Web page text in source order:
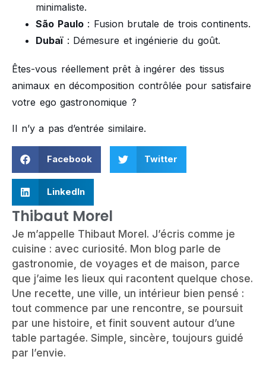
minimaliste.
São Paulo: Fusion brutale de trois continents.
Dubaï: Démesure et ingénierie du goût.
Êtes-vous réellement prêt à ingérer des tissus
animaux en décomposition contrôlée pour satisfaire
votre ego gastronomique ?
Il n’y a pas d’entrée similaire.
Facebook Twitter
LinkedIn
Thibaut Morel
Je m’appelle Thibaut Morel. J’écris comme je
cuisine : avec curiosité. Mon blog parle de
gastronomie, de voyages et de maison, parce
que j’aime les lieux qui racontent quelque chose.
Une recette, une ville, un intérieur bien pensé :
tout commence par une rencontre, se poursuit
par une histoire, et finit souvent autour d’une
table partagée. Simple, sincère, toujours guidé
par l’envie.